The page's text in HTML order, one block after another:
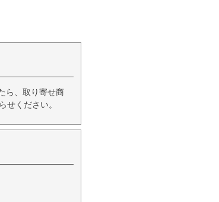
ら、取り寄せ商
せください。